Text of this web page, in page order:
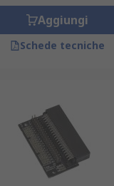
Aggiungi
Schede tecniche